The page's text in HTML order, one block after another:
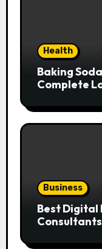
Health
Baking
Complete
Business
Best Digital